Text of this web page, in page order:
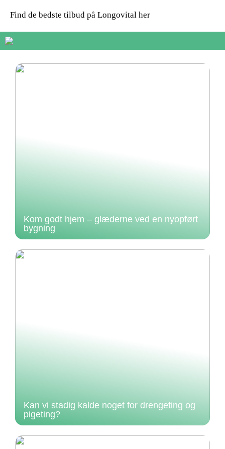
Find de bedste tilbud på Longovital her
Kom godt hjem – glæderne ved en nyopført
bygning
Kan vi stadig kalde noget for drengeting og
pigeting?